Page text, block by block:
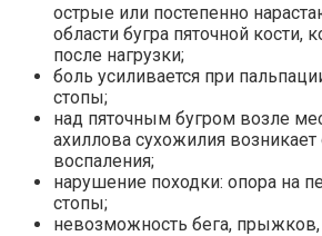
острые или постепенно
области бугра пяточной кости,
после нагрузки;
боль усиливается при
стопы;
над пяточным бугром возле
ахиллова сухожилия возникает
воспаления;
нарушение походки: опора на
стопы;
невозможность бега, прыжков,